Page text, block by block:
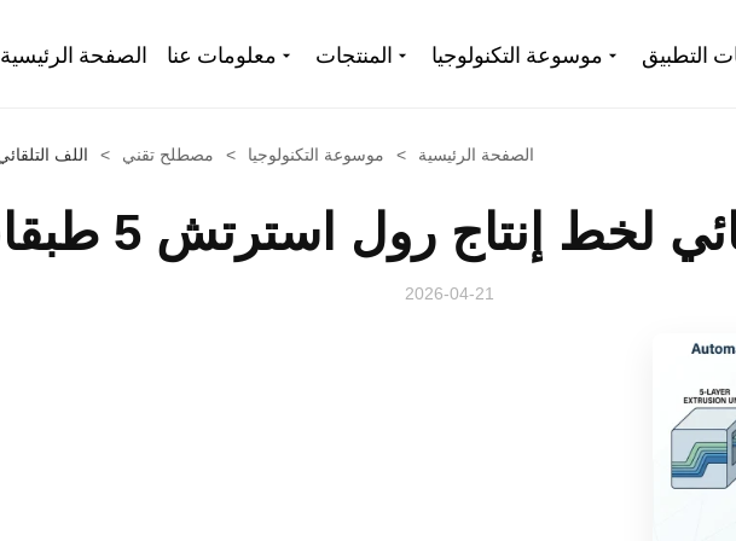
الصفحة الرئيسية معلومات عنا المنتجات موسوعة التكنولوجيا التطبيق
الصفحة الرئيسية > موسوعة التكنولوجيا > مصطلح تقني > اللف
لخط إنتاج رول استرتش 5 طبقات
2026-04-21